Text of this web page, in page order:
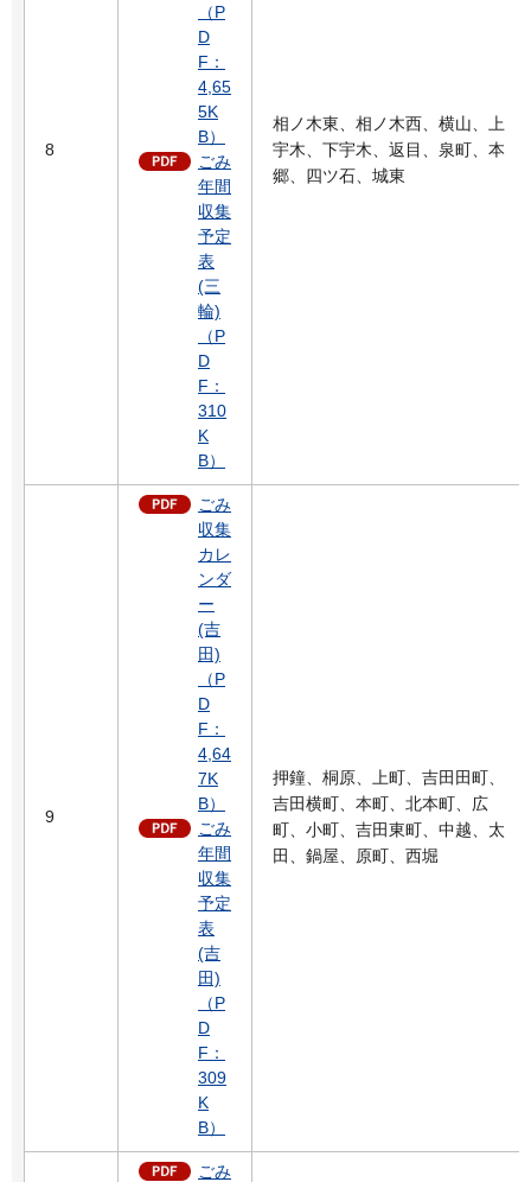
8
（P
D
F：
4,65
5K
B）
ごみ
年間
収集
予定
表
(三
輪)
（P
D
F：
310
K
B）
相ノ木東、相ノ木西、横山、上
宇木、下宇木、返目、泉町、本
郷、四ツ石、城東
9
ごみ
収集
カレ
ンダ
ー
(吉
田)
（P
D
F：
4,64
7K
B）
ごみ
年間
収集
予定
表
(吉
田)
（P
D
F：
309
K
B）
押鐘、桐原、上町、吉田田町、
吉田横町、本町、北本町、広
町、小町、吉田東町、中越、太
田、鍋屋、原町、西堀
ごみ